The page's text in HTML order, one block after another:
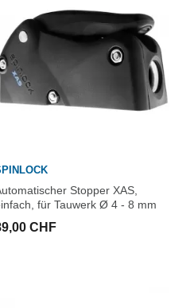
Stopper XAS,
für Tauwerk Ø 4 - 8 mm
CHF